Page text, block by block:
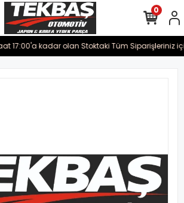
17:00'a kadar olan Stoktaki Tüm Siparişleriniz
0